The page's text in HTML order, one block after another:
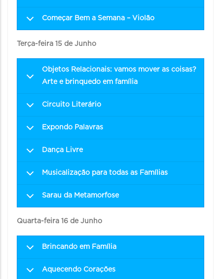
Começar Bem a Semana – Violão
Terça-feira 15 de Junho
Objetos Relacionais: vamos mover as coisas?
Arte e brinquedo em família
Circuito Literário
Expondo Palavras
Dança Livre
Musicalização para todas as Famílias
Sarau da Metamorfose
Quarta-feira 16 de Junho
Brincando em Família
Aquecendo Corações